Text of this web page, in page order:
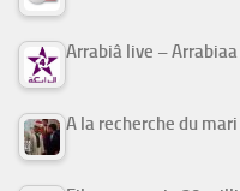
Arrabiâ live –